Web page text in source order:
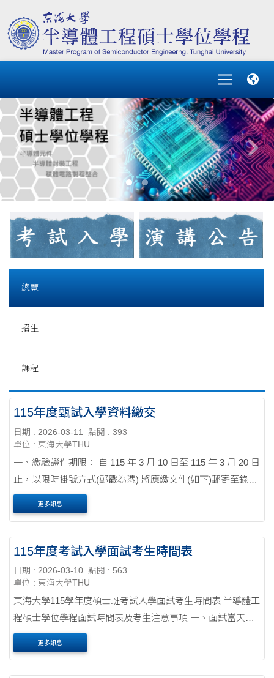
總覽
招生
課程
115年度甄試入學資料繳交
日期 : 2026-03-11
點閱 : 393
單位 : 東海大學THU
一、繳驗證件期限： 自 115 年 3 月 10 日至 115 年 3 月 20 日
止，以限時掛號方式(郵戳為憑) 將應繳文件(如下)郵寄至錄取
系所辦理，逾期未繳交者以自願放棄入學資格論。 可親至東
海大學 人文暨科技館 HT113 繳交給....
更多訊息
115年度考試入學面試考生時間表
日期 : 2026-03-10 點閱 : 563
單位 : 東海大學THU
東海大學115學年度碩士班考試入學面試考生時間表 半導體工
程碩士學位學程面試時間表及考生注意事項 一、面試當天請
攜帶准考證及身分證明文件（如身分證、健保卡或駕照等）
二、報到地點：人文暨科技館 HT....
更多訊息